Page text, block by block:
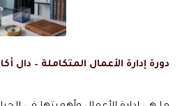
دورة إدارة الأعمال المتكاملة – دال